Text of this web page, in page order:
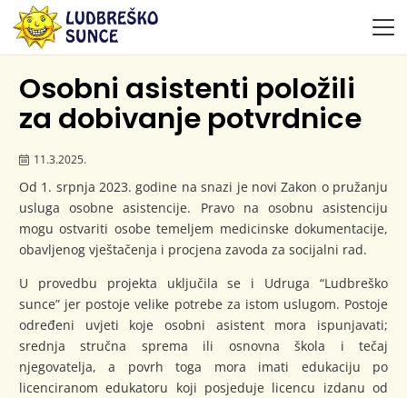
Osobni asistenti položili
za dobivanje potvrdnice
11.3.2025.
Od 1. srpnja 2023. godine na snazi je novi Zakon o pružanju
usluga osobne asistencije. Pravo na osobnu asistenciju
mogu ostvariti osobe temeljem medicinske dokumentacije,
obavljenog vještačenja i procjena zavoda za socijalni rad.
U provedbu projekta uključila se i Udruga “Ludbreško
sunce” jer postoje velike potrebe za istom uslugom. Postoje
određeni uvjeti koje osobni asistent mora ispunjavati;
srednja stručna sprema ili osnovna škola i tečaj
njegovatelja, a povrh toga mora imati edukaciju po
licenciranom edukatoru koji posjeduje licencu izdanu od